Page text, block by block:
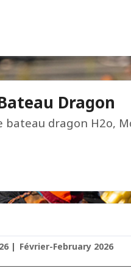
Dragon
bateau dragon H2o,
Février-February 2026